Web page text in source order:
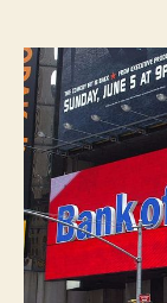
entrada